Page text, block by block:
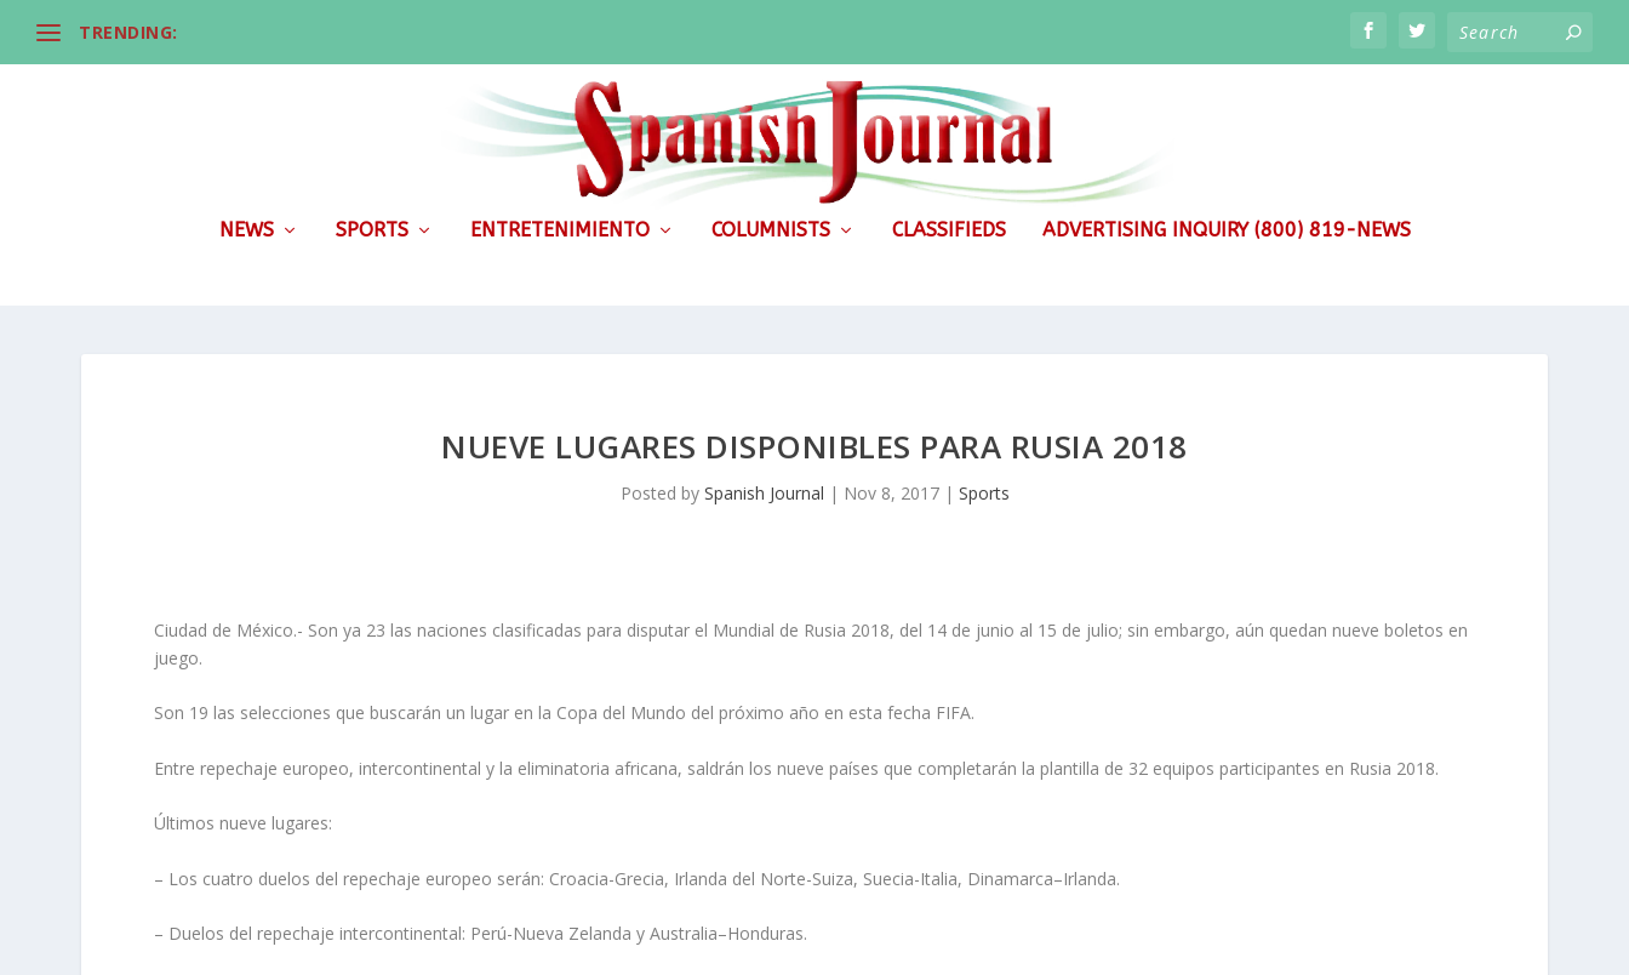
TRENDING:
NEWS SPORTS ENTRETENIMIENTO COLUMNISTS CLASSIFIEDS ADVERTISING INQUIRY (800) 819-NEWS
NUEVE LUGARES DISPONIBLES PARA RUSIA 2018
Posted by Spanish Journal | Nov 8, 2017| Sports
Ciudad de México.- Son ya 23 las naciones clasificadas para disputar el Mundial de Rusia 2018, del 14 de junio al 15 de julio; sin embargo, aún quedan nueve boletos en
juego.
Son 19 las selecciones que buscarán un lugar en la Copa del Mundo del próximo año en esta fecha FIFA.
Entre repechaje europeo, intercontinental y la eliminatoria africana, saldrán los nueve países que completarán la plantilla de 32 equipos participantes en Rusia 2018.
Últimos nueve lugares:
– Los cuatro duelos del repechaje europeo serán: Croacia-Grecia, Irlanda del Norte-Suiza, Suecia-Italia, Dinamarca–Irlanda.
– Duelos del repechaje intercontinental: Perú-Nueva Zelanda y Australia–Honduras.